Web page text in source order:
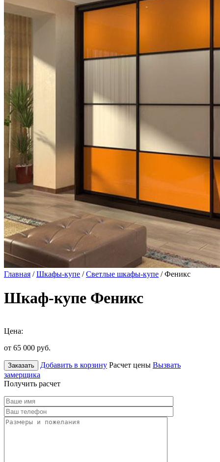
Главная /Шкафы-купе /Светлые шкафы-купе / Феникс
Шкаф-купе Феникс
Цена:
от 65 000 руб.
Заказать Добавить в корзину Расчет цены Вызвать
замерщика
Получить расчет